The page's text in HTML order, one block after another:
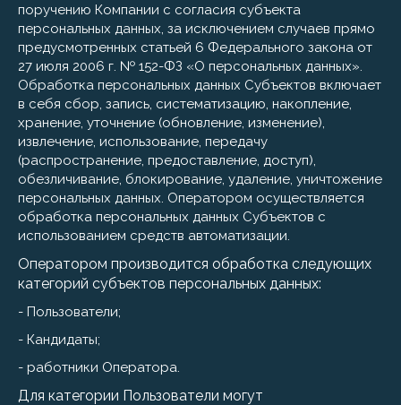
поручению Компании с согласия субъекта
персональных данных, за исключением случаев прямо
предусмотренных статьей 6 Федерального закона от
27 июля 2006 г. № 152-ФЗ «О персональных данных».
Обработка персональных данных Субъектов включает
в себя сбор, запись, систематизацию, накопление,
хранение, уточнение (обновление, изменение),
извлечение, использование, передачу
(распространение, предоставление, доступ),
обезличивание, блокирование, удаление, уничтожение
персональных данных. Оператором осуществляется
обработка персональных данных Субъектов с
использованием средств автоматизации.
Оператором производится обработка следующих
категорий субъектов персональных данных:
- Пользователи;
- Кандидаты;
- работники Оператора.
Для категории Пользователи могут